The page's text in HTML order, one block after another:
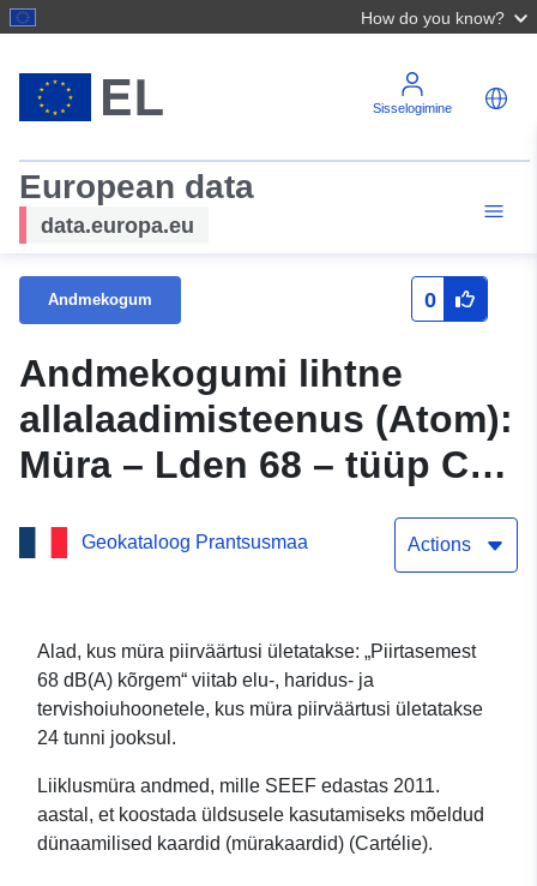
How do you know?
Sisselogimine
European data
data.europa.eu
Andmekogum 0
Andmekogumi lihtne
allalaadimisteenus (Atom):
Müra – Lden 68 – tüüp C
Geokataloog Prantsusmaa Actions
Alad, kus müra piirväärtusi ületatakse: „Piirtasemest
68 dB(A) kõrgem“ viitab elu-, haridus- ja
tervishoiuhoonetele, kus müra piirväärtusi ületatakse
24 tunni jooksul.
Liiklusmüra andmed, mille SEEF edastas 2011.
aastal, et koostada üldsusele kasutamiseks mõeldud
dünaamilised kaardid (mürakaardid) (Cartélie).